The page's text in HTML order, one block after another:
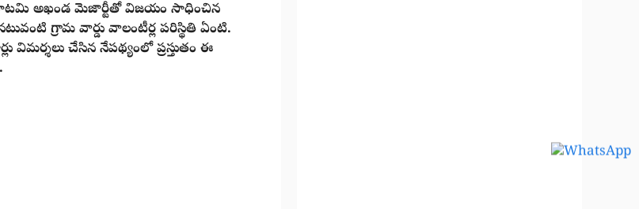
కూటమి అఖండ మెజార్టీతో విజయం సాధించిన
గ్రామ వార్డు వాలంటీర్ల పరిస్థితి ఏంటి.
విమర్శలు చేసిన నేపథ్యంలో ప్రస్తుతం ఈ